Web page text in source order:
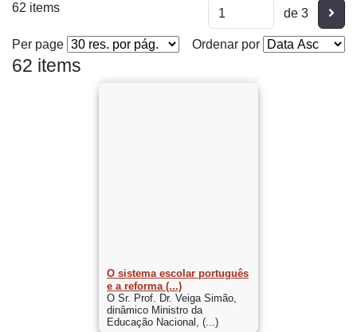
62 items de 3
Per page Ordenar por
62 items
O sistema escolar português
e a reforma (...)
O Sr. Prof. Dr. Veiga Simão,
dinâmico Ministro da
Educação Nacional, (...)